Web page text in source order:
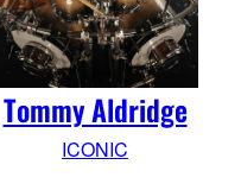
Tommy Aldridge
ICONIC